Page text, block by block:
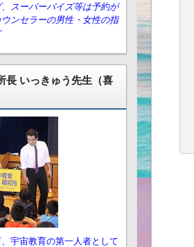
スーパーバイズ等は予約が
ンセラーの男性・女性の指
長 いっきゅう先生（喜
宇宙教育の第一人者として